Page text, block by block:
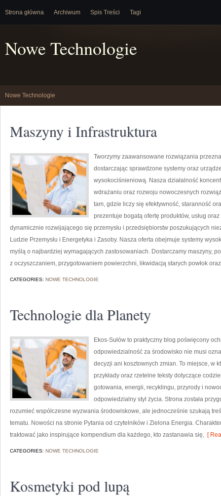
Strona główna Archiwum Spis Treści Tagi
Nowe Technologie
Nowe Technologie
Maszyny i Infrastruktura
Tworzymy zaawansowane rozwiązania
dostarczając sprawdzone systemy oraz
wysokociśnieniową. Nasza działalność
wdrażaniu oraz rozwoju nowoczesnych
tam, gdzie liczy się efektywność, staranność
prezentuje bogatą ofertę produktów, usług
dynamicznie rozwijającego się przemysłu i przedsiębiorstw poszukujących
Ludzie Przemysłu i Energetyka i Zasoby. Nasza oferta obejmuje systemy
myślą o najbardziej wymagających zastosowaniach. Dostarczamy maszyny,
z oczyszczaniem, przygotowaniem powierzchni, likwidacją starych powłok
CATEGORIES: NOWE TECHNOLOGIE
Technologie dla Planety
Ekos-Sułów to praktyczny blog poświęcony
odpowiedzialność za środowisko nie musi
decyzji ani kosztownych zmian. To miejsce, w
przykłady oraz rzetelne teksty dotyczące
gotowania, energii, recyklingu, przyrody i
odpowiedzialny styl życia. Strona została
rozumieć współczesne wyzwania środowiskowe, ale jednocześnie szukają
tematu. Nowości na stronie Pytania od czytelników i Zielona Energia.
traktować jako inspirujące kompendium dla każdego, kto zastanawia się, [
CATEGORIES: NOWE TECHNOLOGIE
Kosmetyki pod lupą